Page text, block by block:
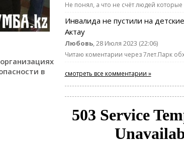
в
Не понял, а что не счёт людей которые
Инвалида не пустили на
Актау
Любовь, 28 Июля 2023 (22:06)
Читаю коментарии через 7лет.Парк
смотреть все комментарии »